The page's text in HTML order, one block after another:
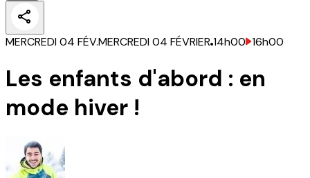
MERCREDI 04 FÉV.MERCREDI 04 FÉVRIER 14h00 16h00
Les enfants d'abord : en
mode hiver !